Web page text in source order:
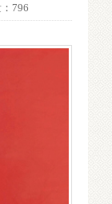
796